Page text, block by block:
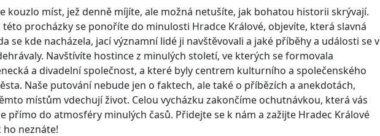
kouzlo míst, jež denně míjíte, ale možná netušíte, jak bohatou historii skrývají.
této procházky se ponoříte do minulosti Hradce Králové, objevíte, která slavná
se kde nacházela, jací významní lidé ji navštěvovali a jaké příběhy a události se v
Navštívíte hostince z minulých století, ve kterých se formovala
a divadelní společnost, a které byly centrem kulturního a společenského
Naše putování nebude jen o faktech, ale také o příbězích a anekdotách,
místům vdechují život. Celou vycházku zakončíme ochutnávkou, která vás
přímo do atmosféry minulých časů. Přidejte se k nám a zažijte Hradec Králové
ho neznáte!